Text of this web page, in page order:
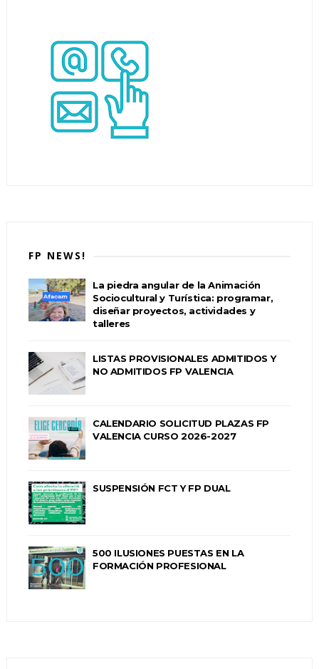
FP NEWS!
La piedra angular de la Animación
Sociocultural y Turística: programar,
diseñar proyectos, actividades y
talleres
LISTAS PROVISIONALES ADMITIDOS Y
NO ADMITIDOS FP VALENCIA
CALENDARIO SOLICITUD PLAZAS FP
VALENCIA CURSO 2026-2027
SUSPENSIÓN FCT Y FP DUAL
500 ILUSIONES PUESTAS EN LA
FORMACIÓN PROFESIONAL